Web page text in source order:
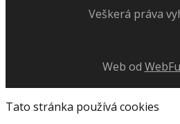
Veškerá práva
Web od
Tato stránka používá cookies